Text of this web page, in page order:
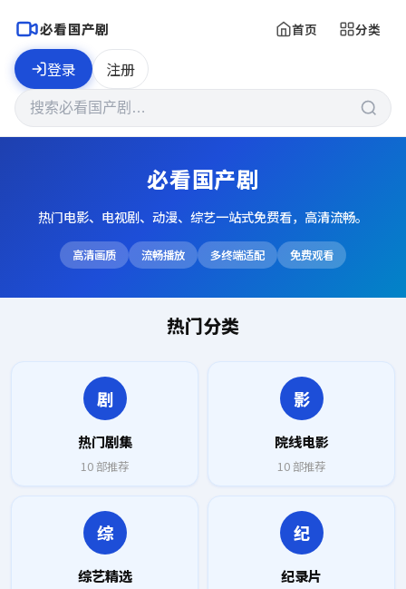
必看国产剧 首页 分类
登录 注册
必看国产剧
热门电影、电视剧、动漫、综艺一站式免费看，高清流畅。
高清画质 流畅播放 多终端适配 免费观看
热门分类
剧
热门剧集
10部推荐
影
院线电影
10部推荐
综
综艺精选
纪
纪录片